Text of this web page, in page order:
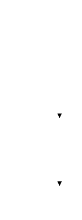
▼
▼